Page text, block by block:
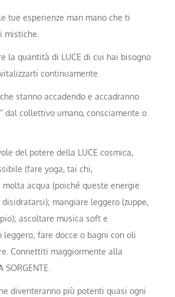
tue esperienze man mano che ti
mistiche.
la quantità di LUCE di cui hai bisogno
continuamente.
stanno accadendo e accadranno
dal collettivo umano, consciamente o
del potere della LUCE cosmica,
(fare yoga, tai chi,
molta acqua (poiché queste energie
mangiare leggero (zuppe,
ascoltare musica soft e
leggero; fare docce o bagni con oli
Connettiti maggiormente alla
SORGENTE.
diventeranno più potenti quasi ogni